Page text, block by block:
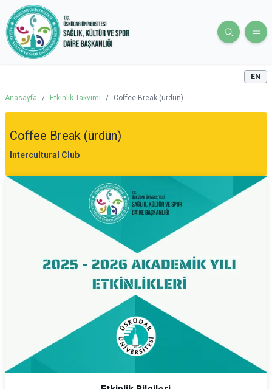
EN
Anasayfa / Etkinlik Takvimi / Coffee Break (ürdün)
Coffee Break (ürdün)
Intercultural Club